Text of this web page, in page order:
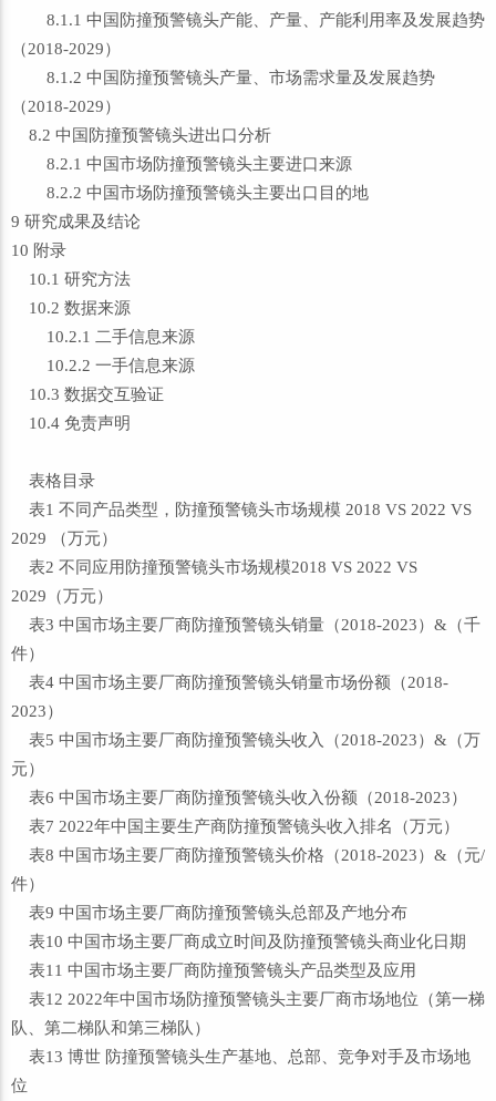
8.1.1 中国防撞预警镜头产能、产量、产能利用率及发展趋势
（2018-2029）
8.1.2 中国防撞预警镜头产量、市场需求量及发展趋势
（2018-2029）
8.2 中国防撞预警镜头进出口分析
8.2.1 中国市场防撞预警镜头主要进口来源
8.2.2 中国市场防撞预警镜头主要出口目的地
9 研究成果及结论
10 附录
10.1 研究方法
10.2 数据来源
10.2.1 二手信息来源
10.2.2 一手信息来源
10.3 数据交互验证
10.4 免责声明
表格目录
表1 不同产品类型，防撞预警镜头市场规模 2018 VS 2022 VS
2029 （万元）
表2 不同应用防撞预警镜头市场规模2018 VS 2022 VS
2029（万元）
表3 中国市场主要厂商防撞预警镜头销量（2018-2023）&（千
件）
表4 中国市场主要厂商防撞预警镜头销量市场份额（2018-
2023）
表5 中国市场主要厂商防撞预警镜头收入（2018-2023）&（万
元）
表6 中国市场主要厂商防撞预警镜头收入份额（2018-2023）
表7 2022年中国主要生产商防撞预警镜头收入排名（万元）
表8 中国市场主要厂商防撞预警镜头价格（2018-2023）&（元/
件）
表9 中国市场主要厂商防撞预警镜头总部及产地分布
表10 中国市场主要厂商成立时间及防撞预警镜头商业化日期
表11 中国市场主要厂商防撞预警镜头产品类型及应用
表12 2022年中国市场防撞预警镜头主要厂商市场地位（第一梯
队、第二梯队和第三梯队）
表13 博世 防撞预警镜头生产基地、总部、竞争对手及市场地
位